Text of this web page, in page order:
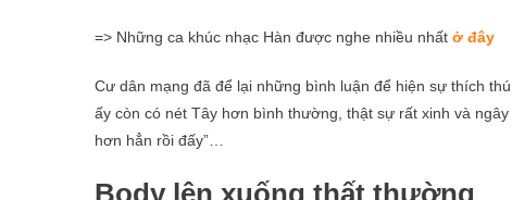
=> Những ca khúc nhạc Hàn được nghe nhiều nhất ở đây
Cư dân mạng đã để lại những bình luận để hiện sự thích
ấy còn có nét Tây hơn bình thường, thật sự rất xinh và
hơn hẳn rồi đấy”…